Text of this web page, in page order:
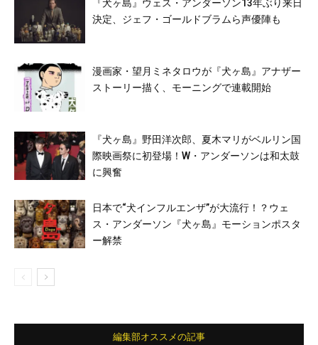
『犬ヶ島』ウェス・アンダーソン13年ぶり来日
決定、ジェフ・ゴールドブラムら声優陣も
漫画家・望月ミネタロウが『犬ヶ島』アナザー
ストーリー描く、モーニングで連載開始
『犬ヶ島』野田洋次郎、夏木マリがベルリン国
際映画祭に初登場！W・アンダーソンは和太鼓
に興奮
日本で“犬インフルエンザ”が大流行！？ウェ
ス・アンダーソン『犬ヶ島』モーションポスタ
ー解禁
編集部オススメの記事